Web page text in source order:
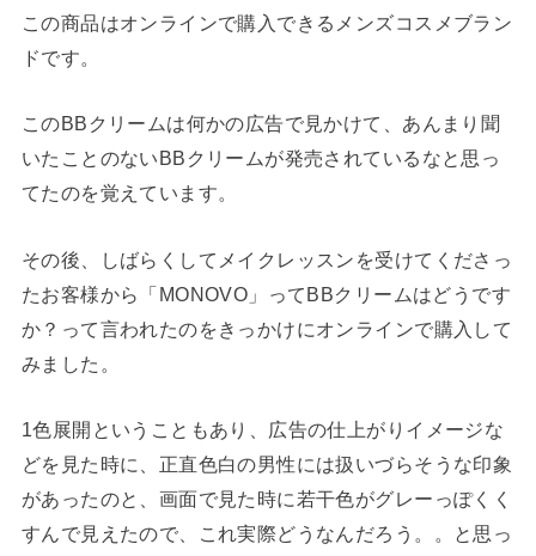
この商品はオンラインで購入できるメンズコスメブラン
ドです。
このBBクリームは何かの広告で見かけて、あんまり聞
いたことのないBBクリームが発売されているなと思っ
てたのを覚えています。
その後、しばらくしてメイクレッスンを受けてくださっ
たお客様から「MONOVO」ってBBクリームはどうです
か？って言われたのをきっかけにオンラインで購入して
みました。
1色展開ということもあり、広告の仕上がりイメージな
どを見た時に、正直色白の男性には扱いづらそうな印象
があったのと、画面で見た時に若干色がグレーっぽくく
すんで見えたので、これ実際どうなんだろう。。と思っ